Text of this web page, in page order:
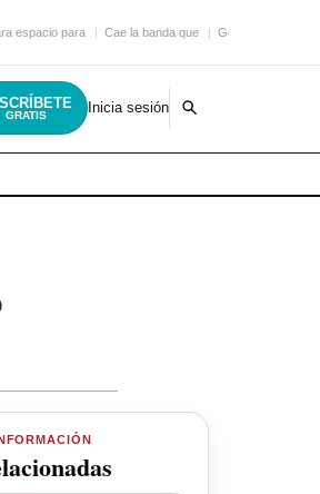
espacio para Cae la banda que Golpe a una
GRATIS Inicia sesión